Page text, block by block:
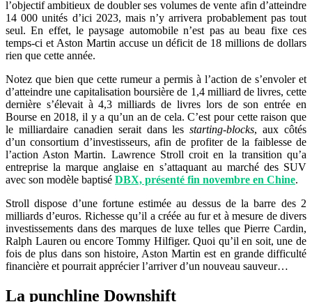
l’objectif ambitieux de doubler ses volumes de vente afin d’atteindre
14 000 unités d’ici 2023, mais n’y arrivera probablement pas tout
seul. En effet, le paysage automobile n’est pas au beau fixe ces
temps-ci et Aston Martin accuse un déficit de 18 millions de dollars
rien que cette année.
Notez que bien que cette rumeur a permis à l’action de s’envoler et
d’atteindre une capitalisation boursière de 1,4 milliard de livres, cette
dernière s’élevait à 4,3 milliards de livres lors de son entrée en
Bourse en 2018, il y a qu’un an de cela. C’est pour cette raison que
le milliardaire canadien serait dans lesstarting-blocks, aux côtés
d’un consortium d’investisseurs, afin de profiter de la faiblesse de
l’action Aston Martin. Lawrence Stroll croit en la transition qu’a
entreprise la marque anglaise en s’attaquant au marché des SUV
avec son modèle baptisé DBX, présenté fin novembre en Chine.
Stroll dispose d’une fortune estimée au dessus de la barre des 2
milliards d’euros. Richesse qu’il a créée au fur et à mesure de divers
investissements dans des marques de luxe telles que Pierre Cardin,
Ralph Lauren ou encore Tommy Hilfiger. Quoi qu’il en soit, une de
fois de plus dans son histoire, Aston Martin est en grande difficulté
financière et pourrait apprécier l’arriver d’un nouveau sauveur…
La punchline Downshift